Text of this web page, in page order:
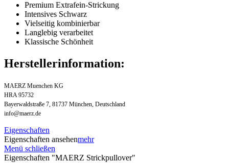
Premium Extrafein-Strickung
Intensives Schwarz
Vielseitig kombinierbar
Langlebig verarbeitet
Klassische Schönheit
Herstellerinformation:
MAERZ Muenchen KG
HRA 95732
Bayerwaldstraße 7, 81737 München, Deutschland
info@maerz.de
Eigenschaften
Eigenschaften ansehenmehr
Menü schließen
Eigenschaften "MAERZ Strickpullover"